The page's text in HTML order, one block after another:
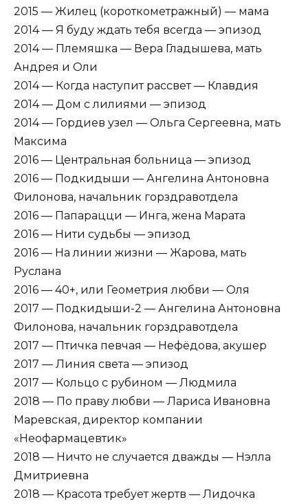
2015 — Жилец (короткометражный) — мама
2014 — Я буду ждать тебя всегда — эпизод
2014 — Племяшка — Вера Гладышева, мать
Андрея и Оли
2014 — Когда наступит рассвет — Клавдия
2014 — Дом с лилиями — эпизод
2014 — Гордиев узел — Ольга Сергеевна, мать
Максима
2016 — Центральная больница — эпизод
2016 — Подкидыши — Ангелина Антоновна
Филонова, начальник горздравотдела
2016 — Папарацци — Инга, жена Марата
2016 — Нити судьбы — эпизод
2016 — На линии жизни — Жарова, мать
Руслана
2016 — 40+, или Геометрия любви — Оля
2017 — Подкидыши-2 — Ангелина Антоновна
Филонова, начальник горздравотдела
2017 — Птичка певчая — Нефёдова, акушер
2017 — Линия света — эпизод
2017 — Кольцо с рубином — Людмила
2018 — По праву любви — Лариса Ивановна
Маревская, директор компании
«Неофармацевтик»
2018 — Ничто не случается дважды — Нэлла
Дмитриевна
2018 — Красота требует жертв — Лидочка